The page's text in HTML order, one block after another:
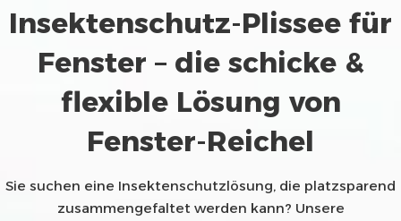
Insektenschutz-Plissee für
Fenster – die schicke &
flexible Lösung von
Fenster-Reichel
Sie suchen eine Insektenschutzlösung, die platzsparend
zusammengefaltet werden kann? Unsere